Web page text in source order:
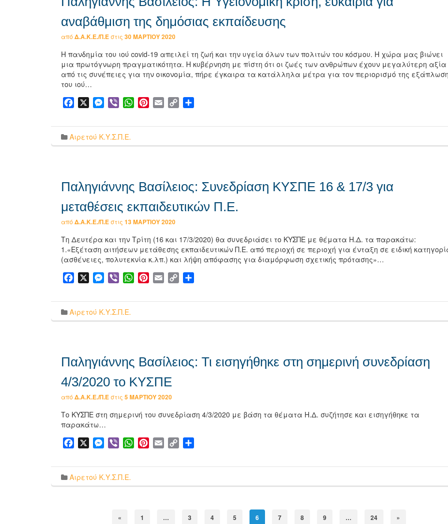
αναβάθμιση της δημόσιας εκπαίδευσης
από Δ.Α.Κ.Ε./Π.Εστις 30 ΜΑΡΤΊΟΥ 2020
Η πανδημία του ιού covid-19 απειλεί τη ζωή και την υγεία όλων των πολιτών του κόσμου. Η χώρα μας βιώνει
μια πρωτόγνωρη πραγματικότητα. Η κυβέρνηση με πίστη ότι οι ζωές των ανθρώπων έχουν μεγαλύτερη αξία
από τις συνέπειες για την οικονομία, πήρε έγκαιρα τα κατάλληλα μέτρα για τον περιορισμό της
του ιού…
Facebook Messenger
Viber WhatsApp
Pinterest
Email Copy
Αιρετού Κ.Υ.Σ.Π.Ε.
Παληγιάννης Βασίλειος: Συνεδρίαση ΚΥΣΠΕ 16 & 17/3 για
μεταθέσεις εκπαιδευτικών Π.Ε.
από Δ.Α.Κ.Ε./Π.Εστις 13 ΜΑΡΤΊΟΥ 2020
Τη Δευτέρα και την Τρίτη (16 και 17/3/2020) θα συνεδριάσει το ΚΥΣΠΕ με θέματα Η.Δ. τα παρακάτω:
1.«Εξέταση αιτήσεων μετάθεσης εκπαιδευτικών Π.Ε. από περιοχή σε περιοχή για ένταξη σε ειδική
(ασθένειες, πολυτεκνία κ.λπ.) και λήψη απόφασης για διαμόρφωση σχετικής πρότασης»…
Facebook Messenger
Viber WhatsApp
Pinterest
Email Copy
Αιρετού Κ.Υ.Σ.Π.Ε.
Παληγιάννης Βασίλειος: Τι εισηγήθηκε στη σημερινή συνεδρίαση
4/3/2020 το ΚΥΣΠΕ
από Δ.Α.Κ.Ε./Π.Εστις 5 ΜΑΡΤΊΟΥ 2020
Το ΚΥΣΠΕ στη σημερινή του συνεδρίαση 4/3/2020 με βάση τα θέματα Η.Δ. συζήτησε και εισηγήθηκε τα
παρακάτω…
Facebook Messenger
Viber WhatsApp
Pinterest
Email Copy
Αιρετού Κ.Υ.Σ.Π.Ε.
« 1 … 3 4 5 6 7 8 9 … 24 »